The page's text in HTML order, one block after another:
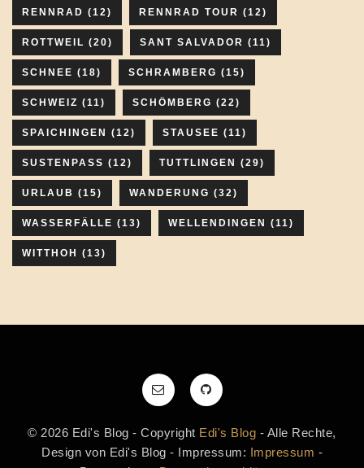
RENNRAD (12) RENNRAD TOUR (12)
ROTTWEIL (20) SANT SALVADOR (11)
SCHNEE (18) SCHRAMBERG (15)
SCHWEIZ (11) SCHÖMBERG (22)
SPAICHINGEN (12) STAUSEE (11)
SUSTENPASS (12) TUTTLINGEN (29)
URLAUB (15) WANDERUNG (32)
WASSERFÄLLE (13) WELLENDINGEN (11)
WITTHOH (13)
© 2026 Edi's Blog - Copyright Edi's Blog - Alle Rechte,
Design von Edi's Blog - Impressum: Impressum -